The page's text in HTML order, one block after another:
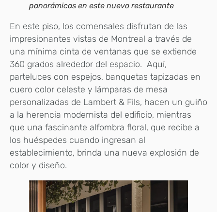
panorámicas en este nuevo restaurante
En este piso, los comensales disfrutan de las
impresionantes vistas de Montreal a través de
una mínima cinta de ventanas que se extiende
360 ​​grados alrededor del espacio. Aquí,
parteluces con espejos, banquetas tapizadas en
cuero color celeste y lámparas de mesa
personalizadas de Lambert & Fils, hacen un guiño
a la herencia modernista del edificio, mientras
que una fascinante alfombra floral, que recibe a
los huéspedes cuando ingresan al
establecimiento, brinda una nueva explosión de
color y diseño.